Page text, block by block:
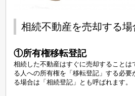
相続不動産を売却する場
①所有権移転登記
相続した不動産はすぐに売却すること
る人への所有権を「移転登記」する必
る場合は「相続登記」とも呼ばれます。